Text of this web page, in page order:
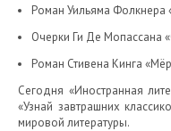
Роман Уильяма Фолкнера
Очерки Ги Де Мопассана
Роман Стивена Кинга
Сегодня «Иностранная
«Узнай завтрашних
мировой литературы.